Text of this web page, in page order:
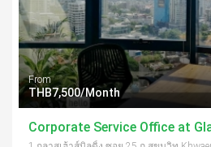
From
THB7,500/Month
Corporate Service Office at